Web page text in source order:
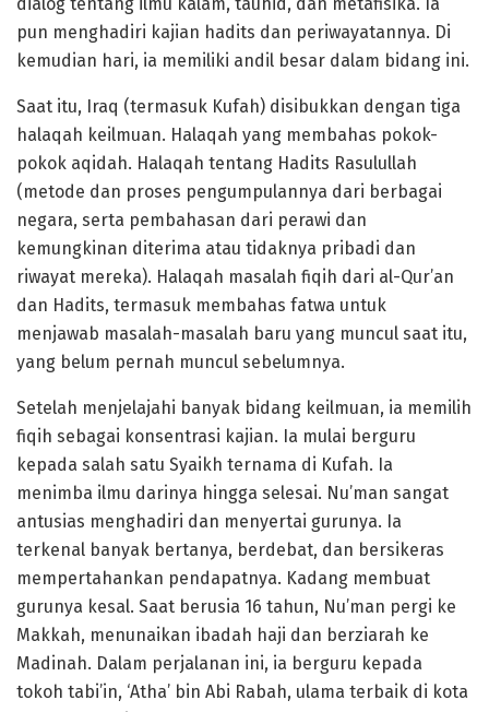
dialog tentang ilmu kalam, tauhid, dan metafisika. Ia
pun menghadiri kajian hadits dan periwayatannya. Di
kemudian hari, ia memiliki andil besar dalam bidang ini.
Saat itu, Iraq (termasuk Kufah) disibukkan dengan tiga
halaqah keilmuan. Halaqah yang membahas pokok-
pokok aqidah. Halaqah tentang Hadits Rasulullah
(metode dan proses pengumpulannya dari berbagai
negara, serta pembahasan dari perawi dan
kemungkinan diterima atau tidaknya pribadi dan
riwayat mereka). Halaqah masalah fiqih dari al-Qur’an
dan Hadits, termasuk membahas fatwa untuk
menjawab masalah-masalah baru yang muncul saat itu,
yang belum pernah muncul sebelumnya.
Setelah menjelajahi banyak bidang keilmuan, ia memilih
fiqih sebagai konsentrasi kajian. Ia mulai berguru
kepada salah satu Syaikh ternama di Kufah. Ia
menimba ilmu darinya hingga selesai. Nu’man sangat
antusias menghadiri dan menyertai gurunya. Ia
terkenal banyak bertanya, berdebat, dan bersikeras
mempertahankan pendapatnya. Kadang membuat
gurunya kesal. Saat berusia 16 tahun, Nu’man pergi ke
Makkah, menunaikan ibadah haji dan berziarah ke
Madinah. Dalam perjalanan ini, ia berguru kepada
tokoh tabi’in, ‘Atha’ bin Abi Rabah, ulama terbaik di kota